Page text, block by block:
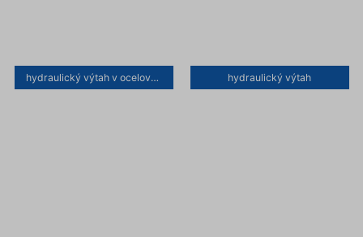
hydraulický výtah v ocelové konstrukci schodiště hydraulický výtah